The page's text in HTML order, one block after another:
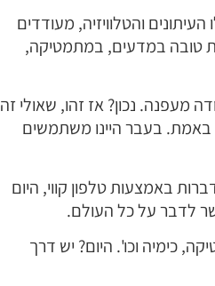
והטלוויזיה, מעודדים
טובה במדעים, במתמטיקה,
מעפנה. נכון?אז זהו, שאולי זה
באמת. בעבר היינו משתמשים
באמצעות טלפון קווי, היום
לדבר על כל העולם.
כימיה וכו'. היום? יש דרך